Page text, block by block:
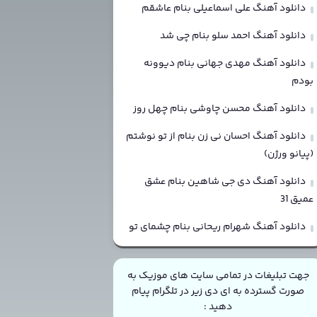
دانلود آهنگ علی اسماعیلی بنام عاشقم
دانلود آهنگ احمد سلو بنام چی شد
دانلود آهنگ مهدی جهانی بنام دیوونه
بودم
دانلود آهنگ محسن چاوشی بنام چهل روز
دانلود آهنگ احسان نی زن بنام از تو نوشتم
(پیانو ورژن)
دانلود آهنگ دی جی شاهین بنام عشق
عمیق 31
دانلود آهنگ شهرام ریحانی بنام چشمای تو
جهت تبلیغات در تمامی سایت های موزیک به
صورت گسترده به ای دی زیر در تلگرام پیام
دهید :